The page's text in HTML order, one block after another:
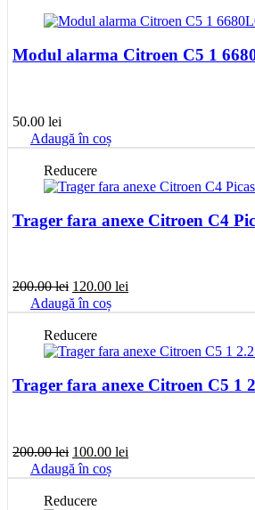
Modul alarma Citroen C5 1
50.00 lei
Adaugă în coș
Reducere
Trager fara anexe Citroen C4
200.00lei Prețul
inițial
a
fost:
200.00 lei.
120.00 lei
este:
Adaugă în coș
Reducere
Trager fara anexe Citroen C5 1
200.00lei Prețul
inițial
a
fost:
100.00 lei
este:
Adaugă în coș
Reducere